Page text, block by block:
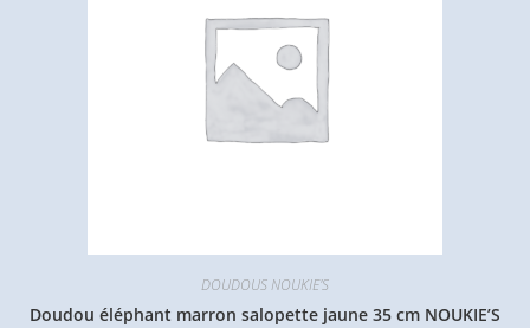
DOUDOUS NOUKIE'S
Doudou éléphant marron salopette jaune 35 cm NOUKIE’S